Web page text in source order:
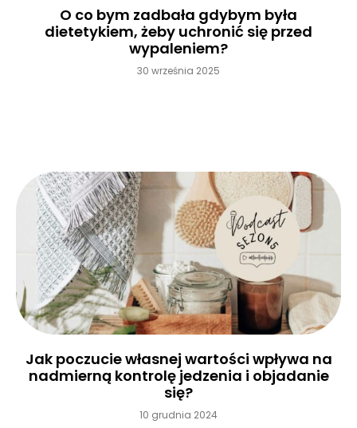
O co bym zadbała gdybym była
dietetykiem, żeby uchronić się przed
wypaleniem?
30 września 2025
Jak poczucie własnej wartości wpływa na
nadmierną kontrolę jedzenia i objadanie
się?
10 grudnia 2024